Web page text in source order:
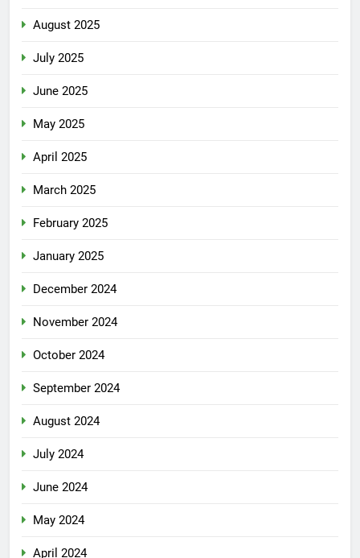
August 2025
July 2025
June 2025
May 2025
April 2025
March 2025
February 2025
January 2025
December 2024
November 2024
October 2024
September 2024
August 2024
July 2024
June 2024
May 2024
April 2024